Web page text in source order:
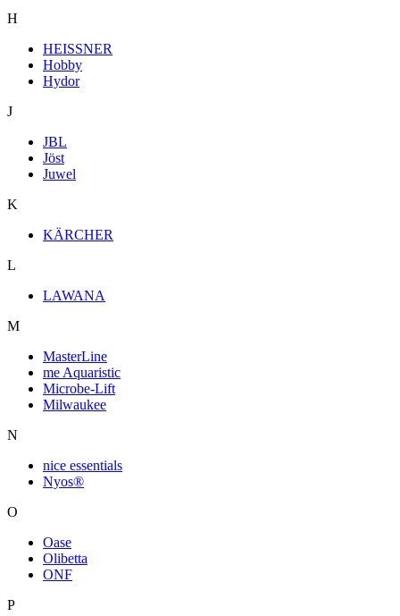
H
HEISSNER
Hobby
Hydor
J
JBL
Jöst
Juwel
K
KÄRCHER
L
LAWANA
M
MasterLine
me Aquaristic
Microbe-Lift
Milwaukee
N
nice essentials
Nyos®
O
Oase
Olibetta
ONF
P